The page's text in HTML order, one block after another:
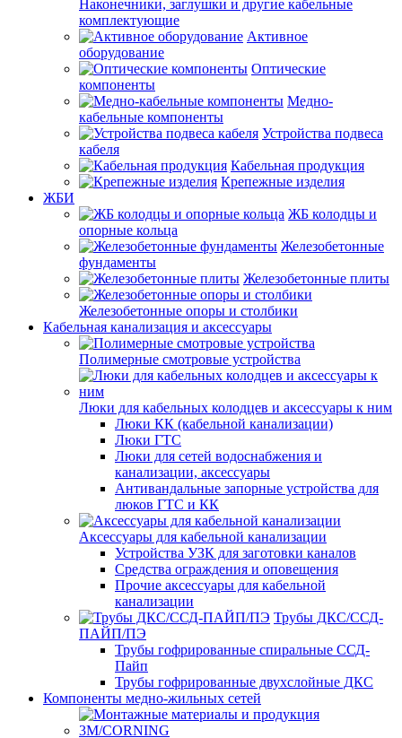
Наконечники, заглушки и другие кабельные
комплектующие
Активное
оборудование
Оптические
компоненты
Медно-
кабельные компоненты
Устройства подвеса
кабеля
Кабельная продукция
Крепежные изделия
ЖБИ
ЖБ колодцы и
опорные кольца
Железобетонные
фундаменты
Железобетонные плиты
Железобетонные опоры и столбики
Кабельная канализация и аксессуары
Полимерные смотровые устройства
Люки для кабельных колодцев и аксессуары к ним
Люки КК (кабельной канализации)
Люки ГТС
Люки для сетей водоснабжения и
канализации, аксессуары
Антивандальные запорные устройства для
люков ГТС и КК
Аксессуары для кабельной канализации
Устройства УЗК для заготовки каналов
Средства ограждения и оповещения
Прочие аксессуары для кабельной
канализации
Трубы ДКС/ССД-
ПАЙП/ПЭ
Трубы гофрированные спиральные ССД-
Пайп
Трубы гофрированные двухслойные ДКС
Компоненты медно-жильных сетей